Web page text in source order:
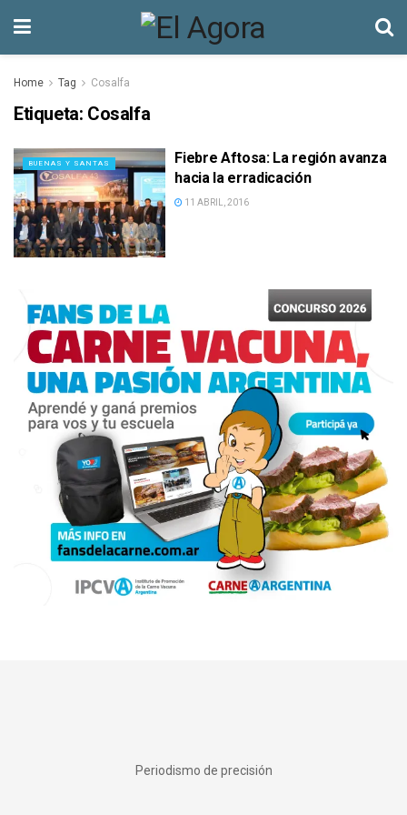
Home Tag Cosalfa
Etiqueta: Cosalfa
BUENAS Y SANTAS
Fiebre Aftosa: La región avanza
hacia la erradicación
11 ABRIL, 2016
Periodismo de precisión